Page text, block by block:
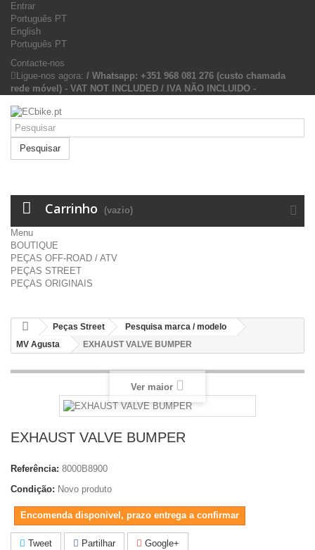
Entrar
Português PT
English
Português PT
Contacte-nos
Ligue-nos agora: / Whatsapp: +351 968 081 276 (custo chamada
rede móvel) - VAT NOT INCLUDED / IVA NÃO INCLUIDO -
Pesquisar
Carrinho (vazio)
Menu
BOUTIQUE
PEÇAS OFF-ROAD / ATV
PEÇAS STREET
PEÇAS ORIGINAIS
Peças Street
Pesquisa marca / modelo
MV Agusta
EXHAUST VALVE BUMPER
Ver maior
EXHAUST VALVE BUMPER
Referência: 8000B8900
Condição: Novo produto
Encomenda disponivel, prazo entrega a confirmar
Tweet Partilhar Google+